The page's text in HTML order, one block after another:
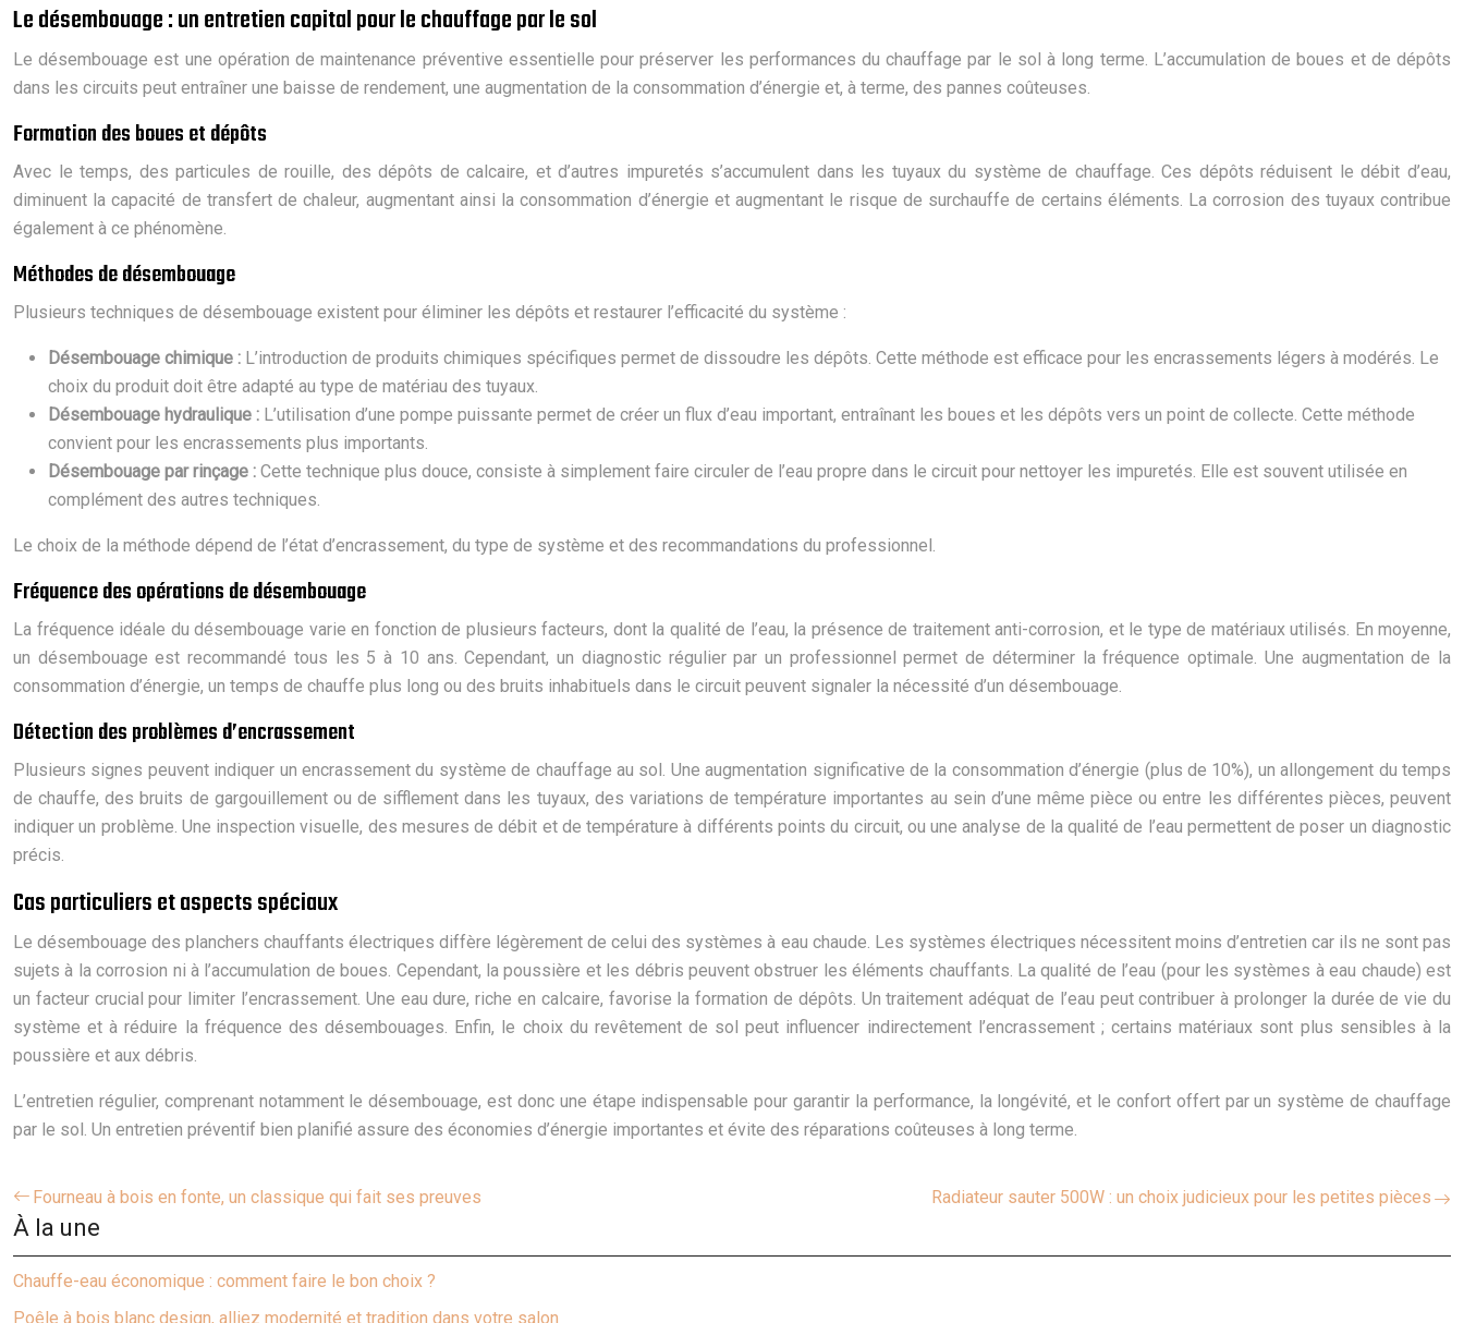
Le désembouage : un entretien capital pour le chauffage par le sol
Le désembouage est une opération de maintenance préventive essentielle pour préserver les performances du chauffage par le sol à long terme. L’accumulation de boues et de dépôts
dans les circuits peut entraîner une baisse de rendement, une augmentation de la consommation d’énergie et, à terme, des pannes coûteuses.
Formation des boues et dépôts
Avec le temps, des particules de rouille, des dépôts de calcaire, et d’autres impuretés s’accumulent dans les tuyaux du système de chauffage. Ces dépôts réduisent le débit d’eau,
diminuent la capacité de transfert de chaleur, augmentant ainsi la consommation d’énergie et augmentant le risque de surchauffe de certains éléments. La corrosion des tuyaux contribue
également à ce phénomène.
Méthodes de désembouage
Plusieurs techniques de désembouage existent pour éliminer les dépôts et restaurer l’efficacité du système :
Désembouage chimique : L’introduction de produits chimiques spécifiques permet de dissoudre les dépôts. Cette méthode est efficace pour les encrassements légers à modérés. Le
choix du produit doit être adapté au type de matériau des tuyaux.
Désembouage hydraulique : L’utilisation d’une pompe puissante permet de créer un flux d’eau important, entraînant les boues et les dépôts vers un point de collecte. Cette méthode
convient pour les encrassements plus importants.
Désembouage par rinçage : Cette technique plus douce, consiste à simplement faire circuler de l’eau propre dans le circuit pour nettoyer les impuretés. Elle est souvent utilisée en
complément des autres techniques.
Le choix de la méthode dépend de l’état d’encrassement, du type de système et des recommandations du professionnel.
Fréquence des opérations de désembouage
La fréquence idéale du désembouage varie en fonction de plusieurs facteurs, dont la qualité de l’eau, la présence de traitement anti-corrosion, et le type de matériaux utilisés. En moyenne,
un désembouage est recommandé tous les 5 à 10 ans. Cependant, un diagnostic régulier par un professionnel permet de déterminer la fréquence optimale. Une augmentation de la
consommation d’énergie, un temps de chauffe plus long ou des bruits inhabituels dans le circuit peuvent signaler la nécessité d’un désembouage.
Détection des problèmes d’encrassement
Plusieurs signes peuvent indiquer un encrassement du système de chauffage au sol. Une augmentation significative de la consommation d’énergie (plus de 10%), un allongement du temps
de chauffe, des bruits de gargouillement ou de sifflement dans les tuyaux, des variations de température importantes au sein d’une même pièce ou entre les différentes pièces, peuvent
indiquer un problème. Une inspection visuelle, des mesures de débit et de température à différents points du circuit, ou une analyse de la qualité de l’eau permettent de poser un diagnostic
précis.
Cas particuliers et aspects spéciaux
Le désembouage des planchers chauffants électriques diffère légèrement de celui des systèmes à eau chaude. Les systèmes électriques nécessitent moins d’entretien car ils ne sont pas
sujets à la corrosion ni à l’accumulation de boues. Cependant, la poussière et les débris peuvent obstruer les éléments chauffants. La qualité de l’eau (pour les systèmes à eau chaude) est
un facteur crucial pour limiter l’encrassement. Une eau dure, riche en calcaire, favorise la formation de dépôts. Un traitement adéquat de l’eau peut contribuer à prolonger la durée de vie du
système et à réduire la fréquence des désembouages. Enfin, le choix du revêtement de sol peut influencer indirectement l’encrassement ; certains matériaux sont plus sensibles à la
poussière et aux débris.
L’entretien régulier, comprenant notamment le désembouage, est donc une étape indispensable pour garantir la performance, la longévité, et le confort offert par un système de chauffage
par le sol. Un entretien préventif bien planifié assure des économies d’énergie importantes et évite des réparations coûteuses à long terme.
Fourneau à bois en fonte, un classique qui fait ses preuves Radiateur sauter 500W : un choix judicieux pour les petites pièces
À la une
Chauffe-eau économique : comment faire le bon choix ?
Poêle à bois blanc design, alliez modernité et tradition dans votre salon